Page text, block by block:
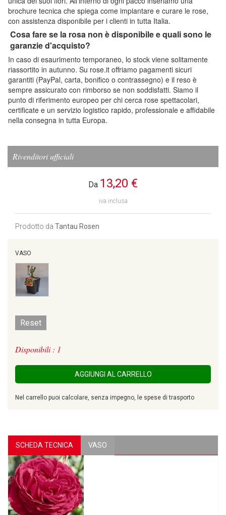
brochure tecnica che spiega come impiantare e curare le rose,
con assistenza disponibile per i clienti in tutta Italia.
Cosa fare se la rosa non è disponibile e quali sono le
garanzie d'acquisto?
In caso di esaurimento temporaneo, lo stock viene solitamente
riassortito in autunno. Su rose.it offriamo pagamenti sicuri
garantiti (PayPal, carta, bonifico o contrassegno) e il reso è
sempre assicurato con rimborso se non soddisfatti. Siamo il
punto di riferimento europeo per chi cerca rose spettacolari,
certificate e un servizio logistico rapido, professionale e affidabile
nella consegna in tutta Europa.
Rivenditori ufficiali
Da 13,20 €
iva inclusa
Prodotto da Tantau Rosen
VASO
Reset
Disponibili : 1
AGGIUNGI AL CARRELLO
Nel carrello puoi calcolare, senza impegno, le spese di trasporto
SCHEDA TECNICA VASO